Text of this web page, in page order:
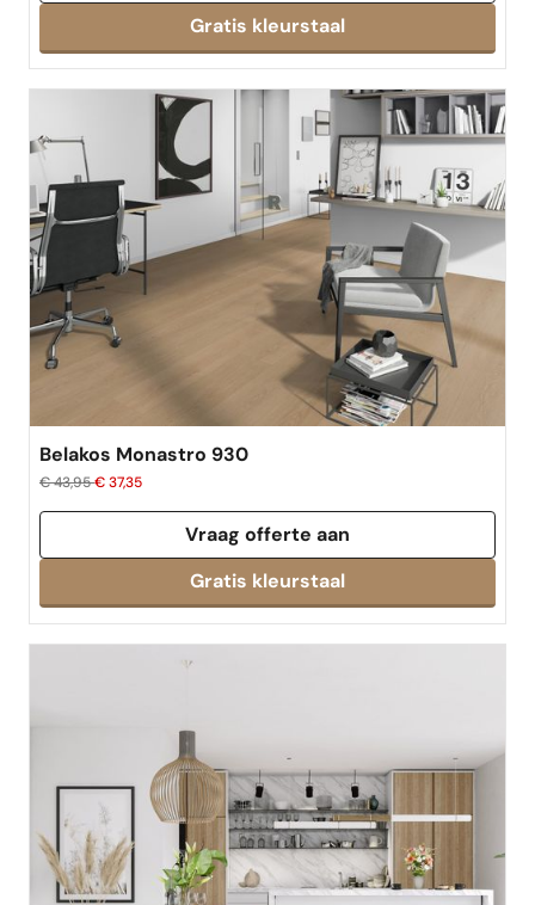
Gratis kleurstaal
Belakos Monastro 930
€ 43,95€ 37,35
Vraag offerte aan
Gratis kleurstaal